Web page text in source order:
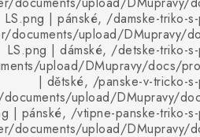
LS.png | pánské, /damske-triko-
documents/upload/DMupravy/
LS.png | dámské, /detske-triko-
upload/DMupravy/docs/
| dětské, /panske-v-tricko-
upload/DMupravy/
| pánské, /vtipne-panske-triko-
documents/upload/DMupravy/